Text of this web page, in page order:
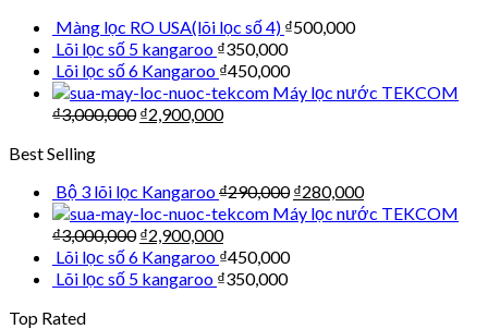
Màng lọc RO USA(lõi lọc số 4) ₫500,000
Lõi lọc số 5 kangaroo ₫350,000
Lõi lọc số 6 Kangaroo ₫450,000
Máy lọc nước TEKCOM
₫3,000,000 ₫2,900,000
Best Selling
Bộ 3 lõi lọc Kangaroo₫290,000 ₫280,000
Máy lọc nước TEKCOM
₫3,000,000 ₫2,900,000
Lõi lọc số 6 Kangaroo ₫450,000
Lõi lọc số 5 kangaroo ₫350,000
Top Rated